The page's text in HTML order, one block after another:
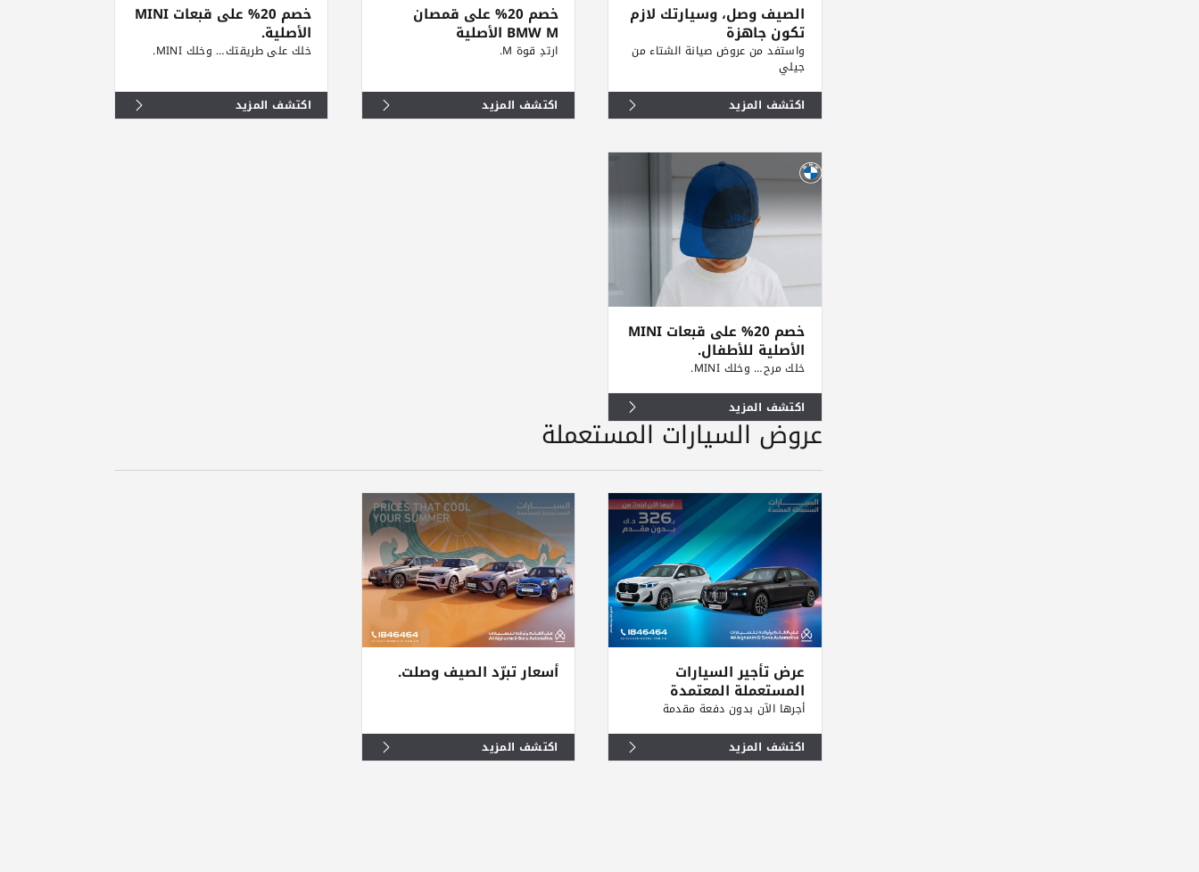
الصيف وصل، وسيارتك لازم
تكون جاهزة
واستفد من عروض صيانة الشتاء من
جيلي
اكتشف المزيد
خصم 20% على قمصان
BMW M الأصلية
ارتدِ قوة M.
اكتشف المزيد
خصم 20% على قبعات MINI
الأصلية.
خلك على طريقتك… وخلك MINI.
اكتشف المزيد
خصم 20% على قبعات MINI
الأصلية للأطفال.
خلك مرح… وخلك MINI.
اكتشف المزيد
عروض السيارات المستعملة
عرض تأجير السيارات
المستعملة المعتمدة
أجرها الآن بدون دفعة مقدمة
اكتشف المزيد
أسعار تبرّد الصيف وصلت.
اكتشف المزيد